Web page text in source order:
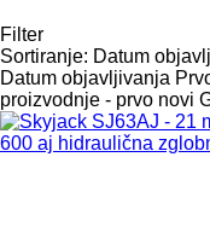
Filter
Sortiranje: Datum
Datum objavljivanja
proizvodnje - prvo novi